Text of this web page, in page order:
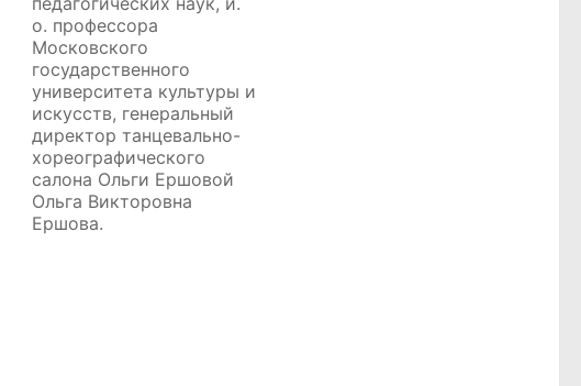
о. профессора
Московского
государственного
университета культуры и
искусств, генеральный
директор танцевально-
хореографического
салона Ольги Ершовой
Ольга Викторовна
Ершова.